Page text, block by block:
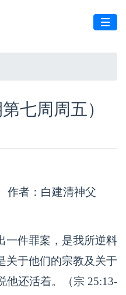
七周周五）
作者：白建清神父
一件罪案，是我所逆料
关于他们的宗教及关于
他还活着。（宗 25:13-